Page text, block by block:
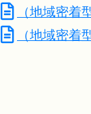
（地域密
（地域密